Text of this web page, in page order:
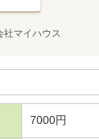
マイハウス
7000円